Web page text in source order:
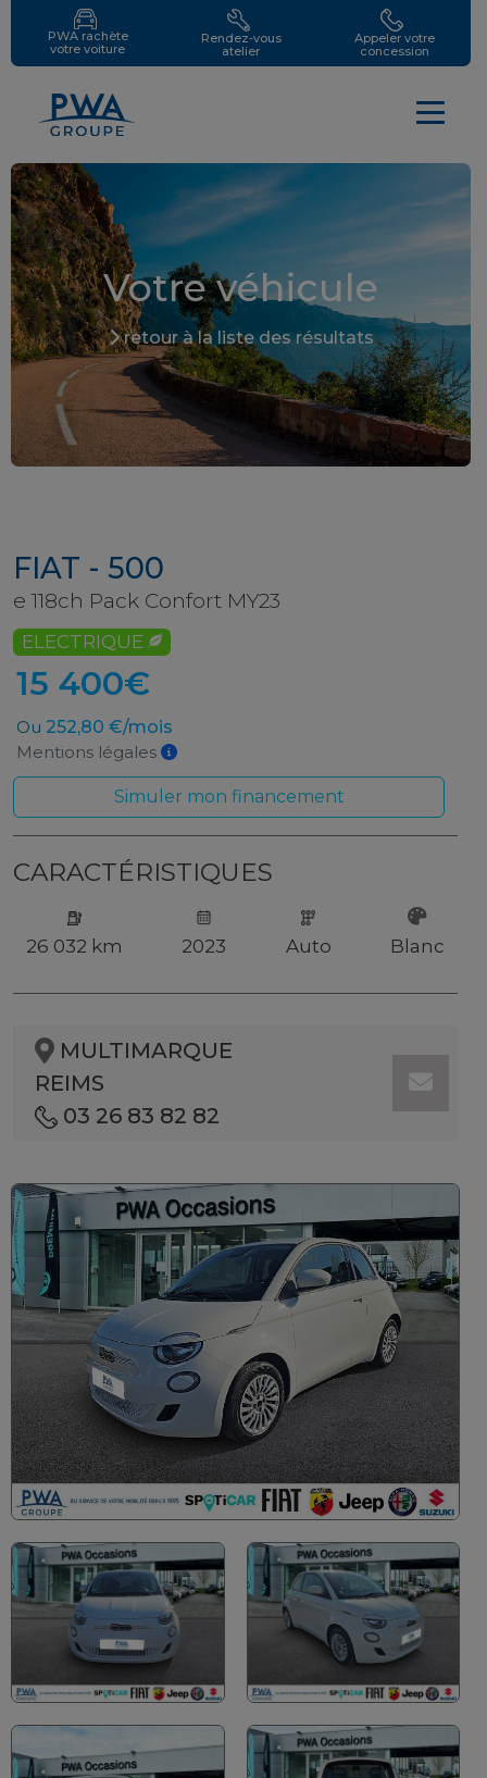
PWA rachète
votre voiture
Rendez-vous
atelier
Appeler votre
concession
Votre véhicule
retour à la liste des résultats
FIAT - 500
e 118ch Pack Confort MY23
ELECTRIQUE
15 400€
Ou 252,80 €/mois
Mentions légales
Simuler mon financement
CARACTÉRISTIQUES
26 032 km 2023 Auto Blanc
MULTIMARQUE
REIMS
03 26 83 82 82